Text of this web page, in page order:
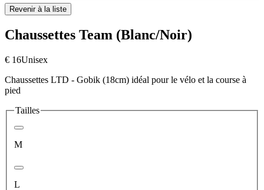
Revenir à la liste
Chaussettes Team (Blanc/Noir)
€ 16Unisex
Chaussettes LTD - Gobik (18cm) idéal pour le vélo et la course à
pied
Tailles
M
L